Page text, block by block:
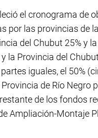
el cronograma de
por las provincias de
del Chubut 25% y
la Provincia del
iguales, el 50%
de Río Negro
de los fondos
Ampliación-Montaje